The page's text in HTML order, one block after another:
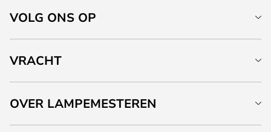
VOLG ONS OP
VRACHT
OVER LAMPEMESTEREN